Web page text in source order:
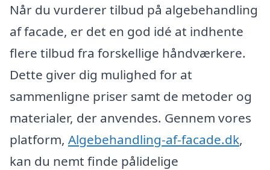
Når du vurderer tilbud på algebehandling
af facade, er det en god idé at indhente
flere tilbud fra forskellige håndværkere.
Dette giver dig mulighed for at
sammenligne priser samt de metoder og
materialer, der anvendes. Gennem vores
platform, Algebehandling-af-facade.dk,
kan du nemt finde pålidelige